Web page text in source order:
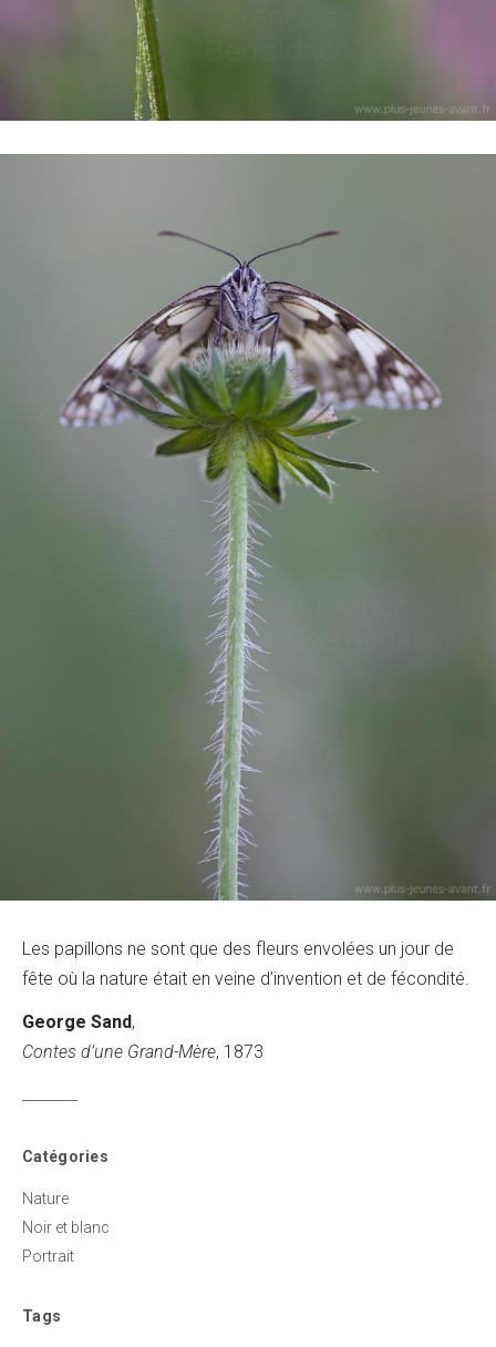
Les papillons ne sont que des fleurs envolées un jour de
fête où la nature était en veine d’invention et de fécondité.
George Sand,
Contes d’une Grand-Mère, 1873
Catégories
Nature
Noir et blanc
Portrait
Tags